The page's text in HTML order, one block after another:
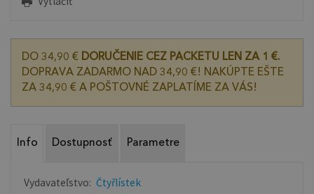
DO 34,90 € DORUČENIE CEZ PACKETU LEN ZA 1 €.
DOPRAVA ZADARMO NAD 34,90 €! NAKÚPTE EŠTE
ZA 34,90 € A POŠTOVNÉ ZAPLATÍME ZA VÁS!
Info Dostupnosť Parametre
Vydavateľstvo: Čtyřlístek